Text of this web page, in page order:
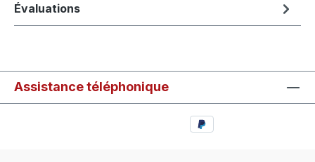
Évaluations
Assistance téléphonique